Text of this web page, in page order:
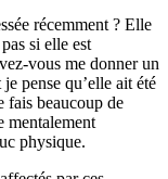
récemment ? Elle
si elle est
vous me donner un
pense qu’elle ait été
fais beaucoup de
mentalement
physique.